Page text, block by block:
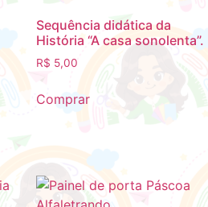
Sequência didática da
História “A casa sonolenta”.
R$ 5,00
Comprar